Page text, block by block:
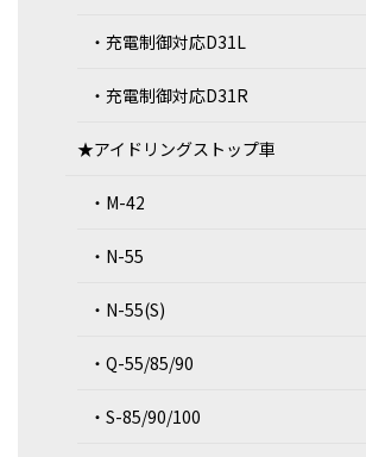
・充電制御対応D31L
・充電制御対応D31R
★アイドリングストップ車
・M-42
・N-55
・N-55(S)
・Q-55/85/90
・S-85/90/100